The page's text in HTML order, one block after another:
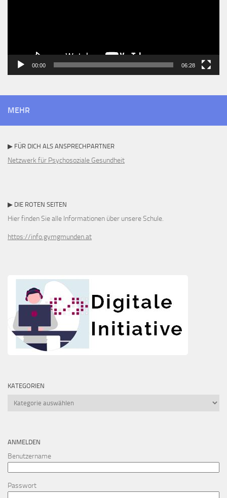
00:00 06:28
MEHR
▶ FÜR DICH ALS ANSPRECHPARTNER
Netzwerk für Psychosoziale Gesundheit
▶ DIE ROTEN SEITEN
Hier finden Sie alle Informationen über unsere Schule.
https://info.gymgmunden.at
KATEGORIEN
Kategorien
ANMELDEN
Benutzername
Passwort